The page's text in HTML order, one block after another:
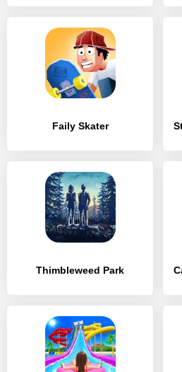
Faily Skater
Thimbleweed Park